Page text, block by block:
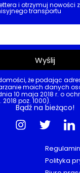
Regulamin
Polityka
i otrzymuj nowości
transportu
że podając
moich danych
10 maja 2018 r. o
poz. 1000).
Wyślij
Bądź na bieżąco!